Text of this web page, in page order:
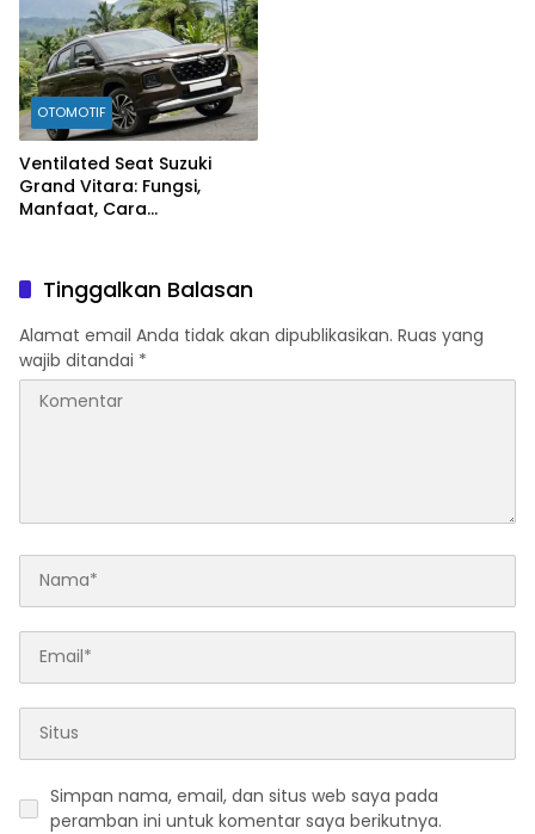
OTOMOTIF
Ventilated Seat Suzuki
Grand Vitara: Fungsi,
Manfaat, Cara
Tinggalkan Balasan
Alamat email Anda tidak akan dipublikasikan. Ruas yang
wajib ditandai *
Simpan nama, email, dan situs web saya pada
peramban ini untuk komentar saya berikutnya.